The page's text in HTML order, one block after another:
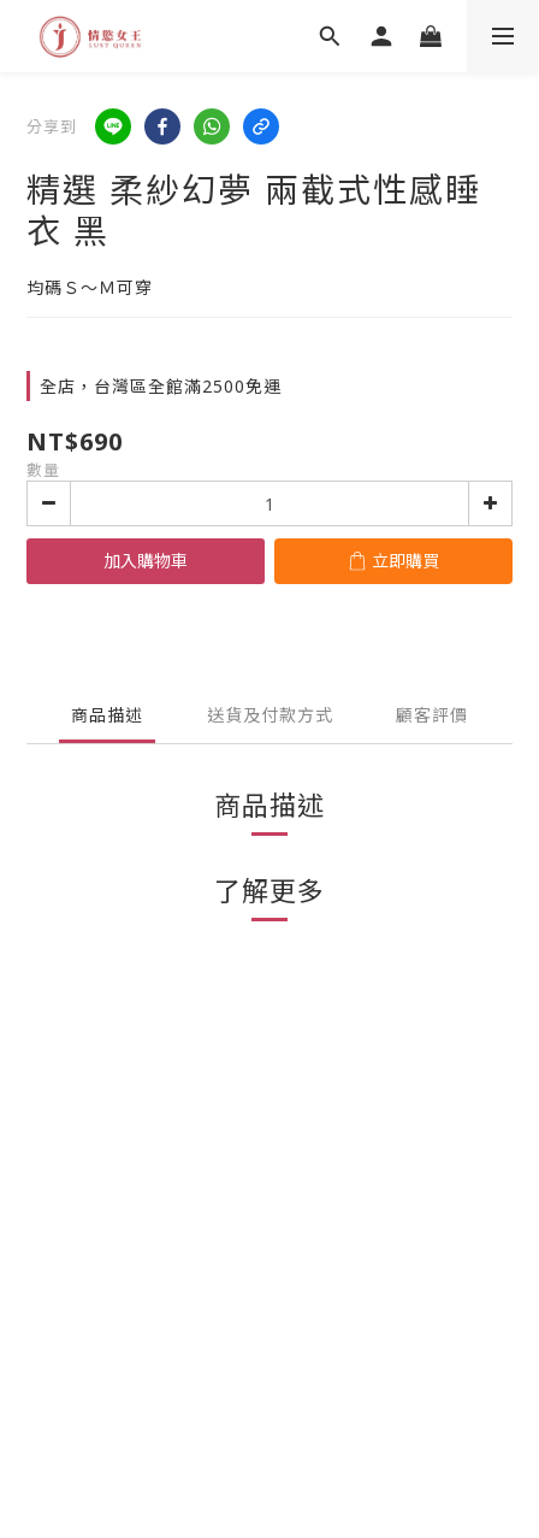
分享到
精選 柔紗幻夢 兩截式性感睡
衣 黑
均碼Ｓ～Ｍ可穿
全店，台灣區全館滿2500免運
NT$690
數量
加入購物車 立即購買
商品描述 送貨及付款方式 顧客評價
商品描述
了解更多